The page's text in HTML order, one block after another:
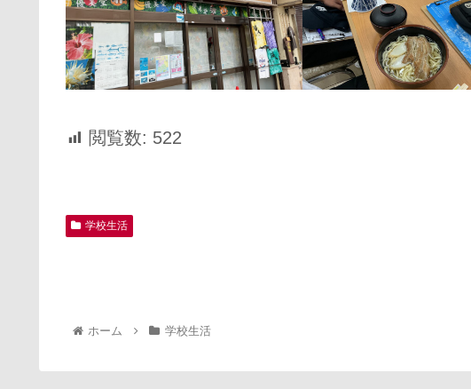
閲覧数: 522
学校生活
ホーム 学校生活